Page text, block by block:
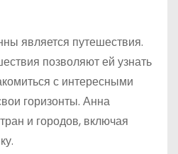
является путешествия.
позволяют ей узнать
с интересными
горизонты. Анна
и городов, включая